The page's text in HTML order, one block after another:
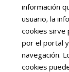
información
usuario, la
cookies sirve
por el portal
navegación.
cookies